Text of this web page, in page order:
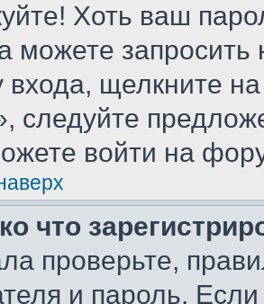
Хоть ваш
можете
входа, щелкните
следуйте
войти на
что
проверьте,
и пароль.